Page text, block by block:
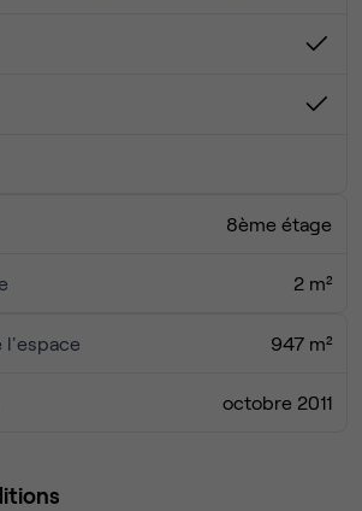
8ème étage
2 m²
l'espace 947 m²
octobre 2011